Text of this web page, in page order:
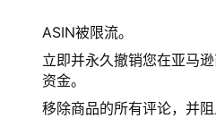
ASIN被限流。
立即并永久撤销您在亚马
资金。
移除商品的所有评论，并